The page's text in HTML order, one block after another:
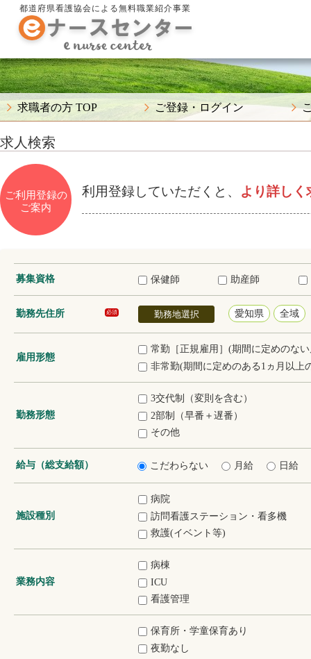
都道府県看護協会による無料職業紹介事業
求職者の方 TOP ご登録・ログイン
求人検索
ご利用登録の
ご案内
利用登録していただくと、 より詳しく
募集資格 保健師 助産師
勤務先住所 必須 勤務地選択 愛知県 全域
雇用形態
常勤［正規雇用］(期間に定めのな
非常勤(期間に定めのある1ヵ月以上
勤務形態
3交代制（変則を含む）
2部制（早番＋遅番）
その他
給与（総支給額） こだわらない 月給 日給
施設種別
病院
訪問看護ステーション・看多機
救護(イベント等)
業務内容
病棟
ICU
看護管理
保育所・学童保育あり
夜勤なし